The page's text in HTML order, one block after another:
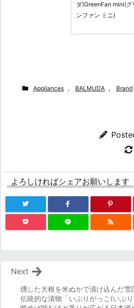
ダ)GreenFan mini(グ
ンファン ミニ)
Appliances , BALMUDA , Brand
よろしければシェアお願いします
燻した大根を米ぬかで漬け込んだ雪
伝統的な漬物「いぶりがっこ(いぶ
Next